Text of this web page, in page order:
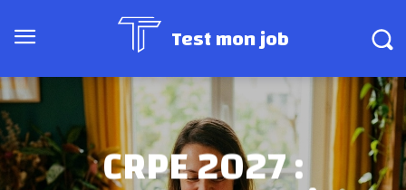
Test mon job
CRPE 2027 :